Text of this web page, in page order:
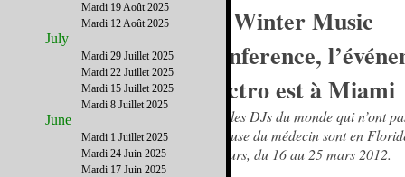
La Winter Music
Conference,
électro est à Miami
Tous les DJs du monde qui n’ont
d’excuse du médecin sont en
10 jours, du 16 au 25 mars 2012.
Mardi 19 Août 2025
Mardi 12 Août 2025
July
Mardi 29 Juillet 2025
Mardi 22 Juillet 2025
Mardi 15 Juillet 2025
Mardi 8 Juillet 2025
June
Mardi 1 Juillet 2025
Mardi 24 Juin 2025
Mardi 17 Juin 2025